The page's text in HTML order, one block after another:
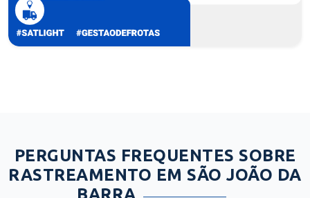
PERGUNTAS FREQUENTES SOBRE
RASTREAMENTO EM SÃO JOÃO DA
BARRA